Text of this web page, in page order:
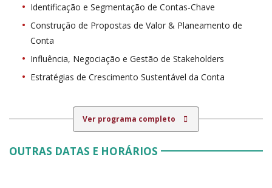
Identificação e Segmentação de Contas‑Chave
Construção de Propostas de Valor & Planeamento de
Conta
Influência, Negociação e Gestão de Stakeholders
Estratégias de Crescimento Sustentável da Conta
Ver programa completo
OUTRAS DATAS E HORÁRIOS